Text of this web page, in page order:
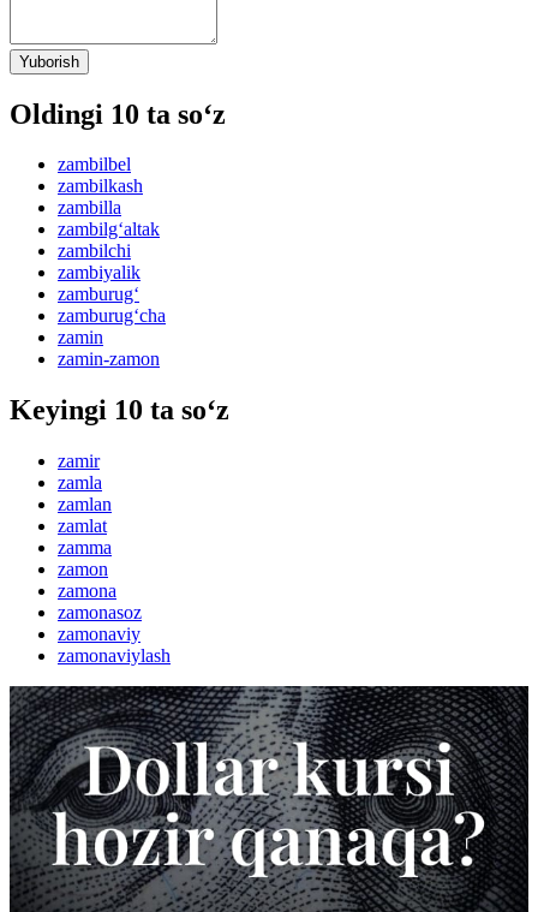
Yuborish
Oldingi 10 ta so‘z
zambilbel
zambilkash
zambilla
zambilg‘altak
zambilchi
zambiyalik
zamburug‘
zamburug‘cha
zamin
zamin-zamon
Keyingi 10 ta so‘z
zamir
zamla
zamlan
zamlat
zamma
zamon
zamona
zamonasoz
zamonaviy
zamonaviylash